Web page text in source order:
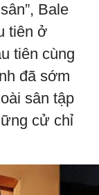
Bale
tiên ở
tiên cùng
đã sớm
sân tập
cử chỉ